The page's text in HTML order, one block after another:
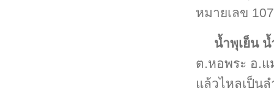
หมายเลข
น้ำพุเย็น น้
ต.หอพระ อ.แ
แล้วไหลเป็น